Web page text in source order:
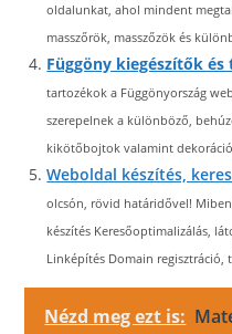
oldalunkat, ahol mindent
masszőrök, masszőzök és
Függöny kiegészítők
tartozékok a Függönyország
szerepelnek a különböző,
kikötőbojtok valamint
Weboldal készítés,
olcsón, rövid határidővel!
készítés Keresőoptimalizálás,
Linképítés Domain regisztráció,
Nézd meg ezt is: